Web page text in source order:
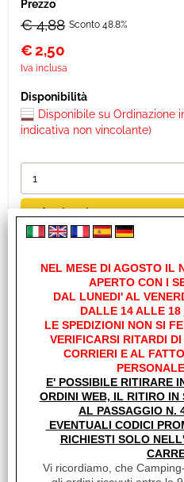
€ 4,88 Sconto 48.8%
€2,50
Iva inclusa
Disponibile su Ordinazione
indicativa non vincolante)
KIT PULSANTE PALINA
NEL MESE DI AGOSTO IL
APERTO CON I
DAL LUNEDI' AL
DALLE 14 ALLE 18
LE SPEDIZIONI NON SI
VERIFICARSI RITARDI
CORRIERI E AL
E' POSSIBILE RITIRARE
ORDINI WEB, IL RITIRO
AL PASSAGGIO N.
EVENTUALI CODICI
RICHIESTI SOLO
Vi ricordiamo, che